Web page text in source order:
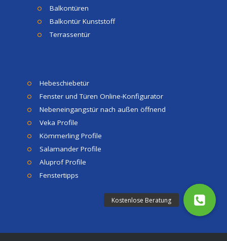
Balkontüren
Balkontür Kunststoff
Terrassentür
Hebeschiebetür
Fenster und Türen Online-Konfigurator
Nebeneingangstür nach außen öffnend
Veka Profile
Kömmerling Profile
Salamander Profile
Aluprof Profile
Fenstertipps